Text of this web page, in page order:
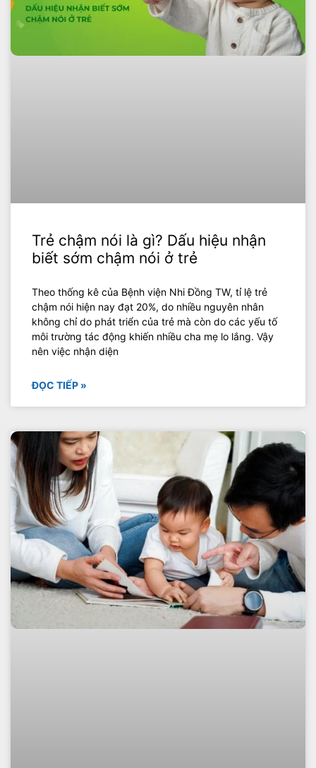
Trẻ chậm nói là gì? Dấu hiệu nhận
biết sớm chậm nói ở trẻ
Theo thống kê của Bệnh viện Nhi Đồng TW, tỉ lệ trẻ
chậm nói hiện nay đạt 20%, do nhiều nguyên nhân
không chỉ do phát triển của trẻ mà còn do các yếu tố
môi trường tác động khiến nhiều cha mẹ lo lắng. Vậy
nên việc nhận diện
ĐỌC TIẾP »